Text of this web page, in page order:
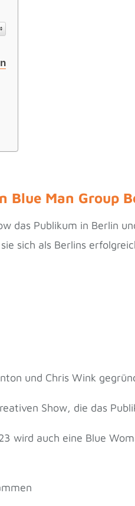
Blue Man Group
das Publikum in Berlin
sich als Berlins
und Chris Wink
Show, die das
wird auch eine Blue